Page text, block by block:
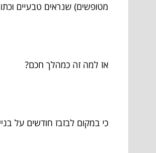
מטופשים) שנראים טבעיים
אז למה זה כמהלך חכם?
כי במקום לבזבז חודשים על